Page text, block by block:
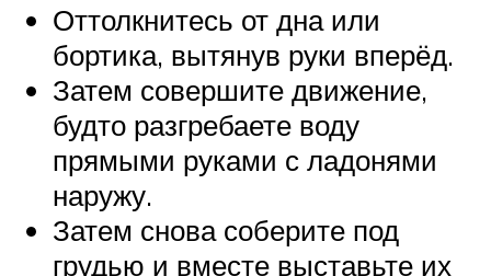
Оттолкнитесь от дна или
бортика, вытянув руки вперёд.
Затем совершите движение,
будто разгребаете воду
прямыми руками с ладонями
наружу.
Затем снова соберите под
грудью и вместе выставьте их